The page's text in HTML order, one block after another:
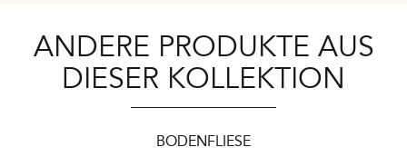
ANDERE PRODUKTE AUS
DIESER KOLLEKTION
BODENFLIESE